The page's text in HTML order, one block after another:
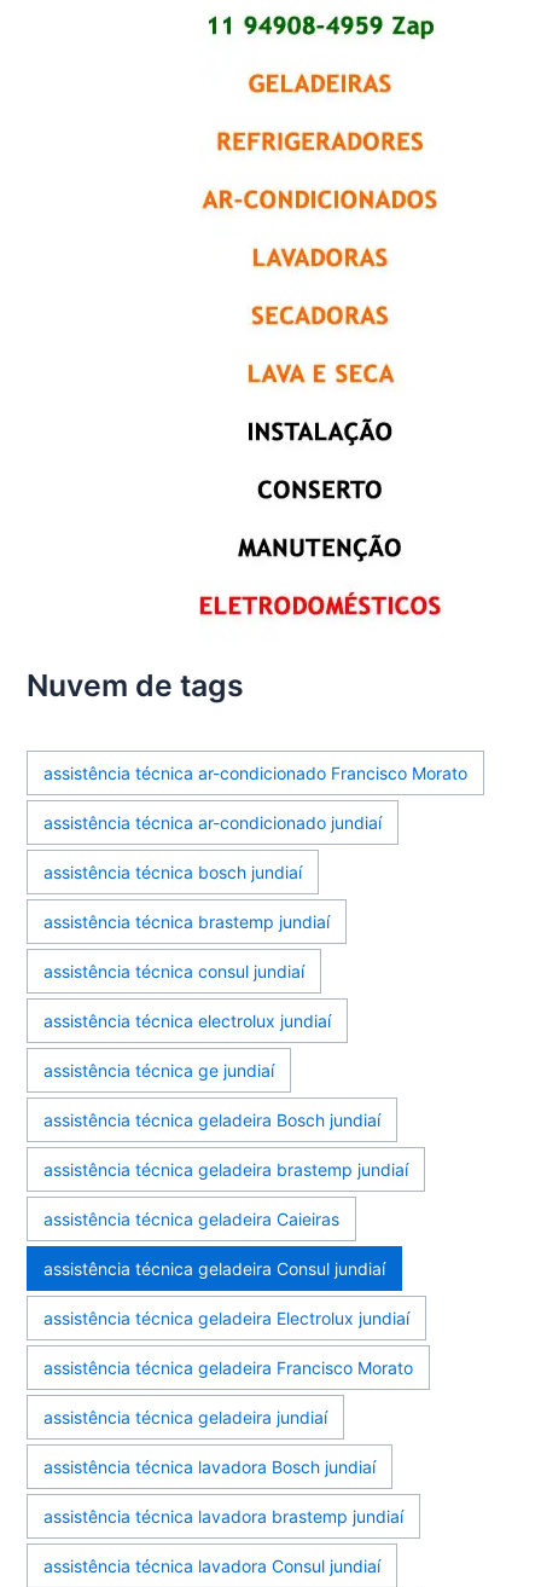
Nuvem de tags
assistência técnica ar-condicionado Francisco Morato
assistência técnica ar-condicionado jundiaí
assistência técnica bosch jundiaí
assistência técnica brastemp jundiaí
assistência técnica consul jundiaí
assistência técnica electrolux jundiaí
assistência técnica ge jundiaí
assistência técnica geladeira Bosch jundiaí
assistência técnica geladeira brastemp jundiaí
assistência técnica geladeira Caieiras
assistência técnica geladeira Consul jundiaí
assistência técnica geladeira Electrolux jundiaí
assistência técnica geladeira Francisco Morato
assistência técnica geladeira jundiaí
assistência técnica lavadora Bosch jundiaí
assistência técnica lavadora brastemp jundiaí
assistência técnica lavadora Consul jundiaí